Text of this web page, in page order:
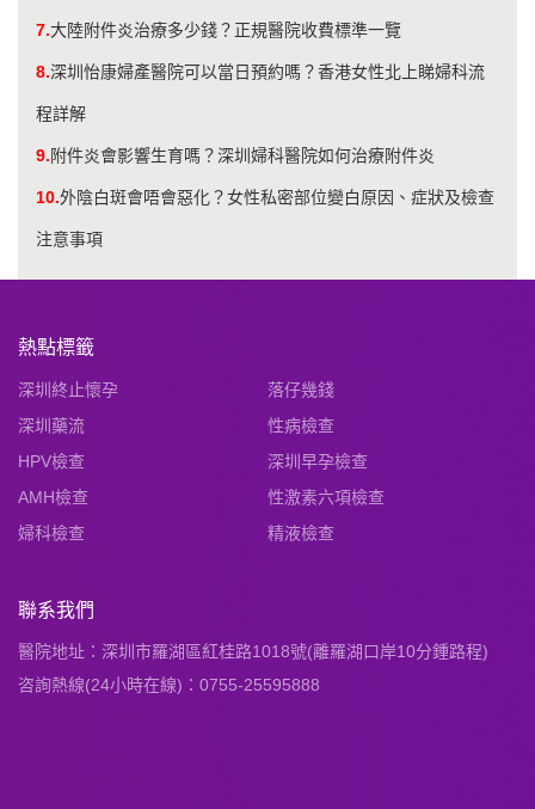
7.大陸附件炎治療多少錢？正規醫院收費標準一覽
8.深圳怡康婦產醫院可以當日預約嗎？香港女性北上睇婦科流
程詳解
9.附件炎會影響生育嗎？深圳婦科醫院如何治療附件炎
10.外陰白斑會唔會惡化？女性私密部位變白原因、症狀及檢查
注意事項
熱點標籤
深圳終止懷孕
落仔幾錢
深圳藥流
性病檢查
HPV檢查
深圳早孕檢查
AMH檢查
性激素六項檢查
婦科檢查
精液檢查
聯系我們
醫院地址：深圳市羅湖區紅桂路1018號(離羅湖口岸10分鍾路程)
咨詢熱線(24小時在線)：0755-25595888